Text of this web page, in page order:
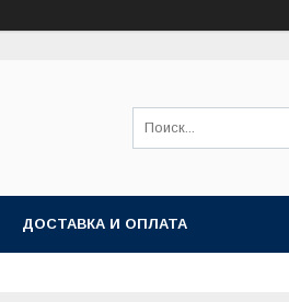
ДОСТАВКА И ОПЛАТА